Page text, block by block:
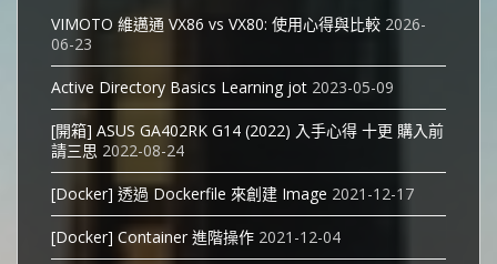
VIMOTO 維邁通 VX86 vs VX80: 使用心得與比較 2026-
06-23
Active Directory Basics Learning jot 2023-05-09
[開箱] ASUS GA402RK G14 (2022) 入手心得 十更 購入前
請三思 2022-08-24
[Docker] 透過 Dockerfile 來創建 Image 2021-12-17
[Docker] Container 進階操作 2021-12-04